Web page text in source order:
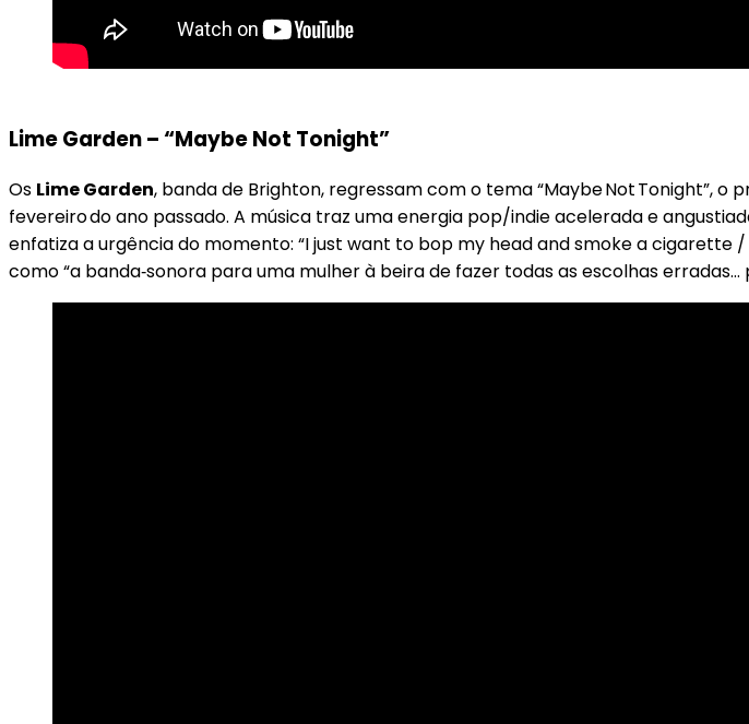
Lime Garden – “Maybe Not Tonight”
Os Lime Garden, banda de Brighton, regressam com o tema “Maybe Not Tonight”,
fevereiro do ano passado. A música traz uma energia pop/indie acelerada e
enfatiza a urgência do momento: “I just want to bop my head and smoke a
como “a banda‑sonora para uma mulher à beira de fazer todas as escolhas